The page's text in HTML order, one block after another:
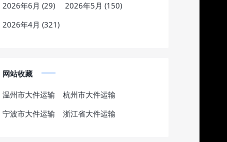
2026年6月 (29)
2026年5月 (150)
2026年4月 (321)
网站收藏
温州市大件运输
杭州市大件运输
宁波市大件运输
浙江省大件运输